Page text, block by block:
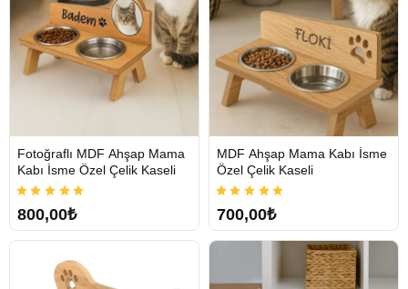
Fotoğraflı MDF Ahşap Mama
Kabı İsme Özel Çelik Kaseli
800,00₺
MDF Ahşap Mama Kabı İsme
Özel Çelik Kaseli
700,00₺